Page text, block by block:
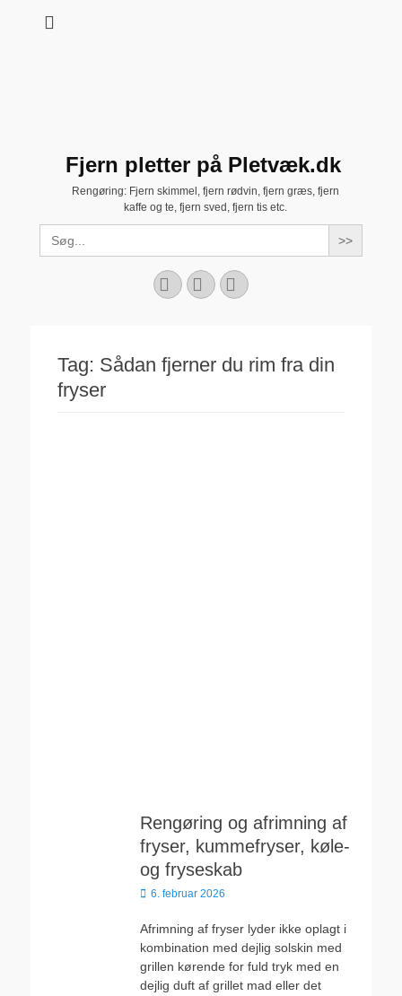
Fjern pletter på Pletvæk.dk
Rengøring: Fjern skimmel, fjern rødvin, fjern græs, fjern
kaffe og te, fjern sved, fjern tis etc.
Search
for:
Facebook
YouTubeInstagram
Tag: Sådan fjerner du rim fra din
fryser
Rengøring og afrimning af
fryser, kummefryser, køle-
og fryseskab
Udgivet
6. februar 2026
Afrimning af fryser lyder ikke oplagt i
kombination med dejlig solskin med
grillen kørende for fuld tryk med en
dejlig duft af grillet mad eller det